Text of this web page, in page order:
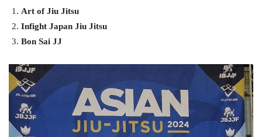
Art of Jiu Jitsu
Infight Japan Jiu Jitsu
Bon Sai JJ